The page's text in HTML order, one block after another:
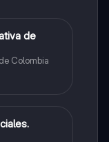
de
Colombia